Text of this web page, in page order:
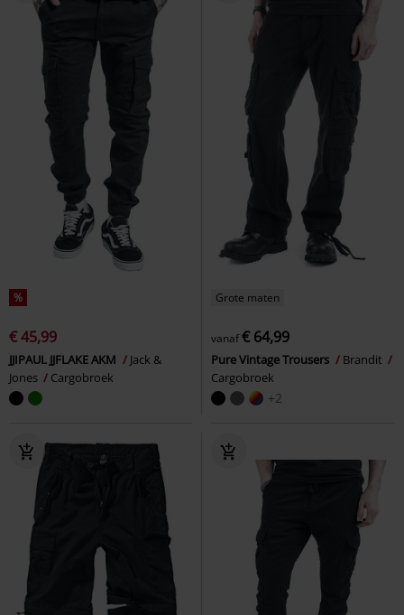
%
€ 45,99
JJIPAUL JJFLAKE AKM
Jack &
Jones
Cargobroek
Grote maten
vanaf€ 64,99
Pure Vintage Trousers
Brandit
Cargobroek
+2